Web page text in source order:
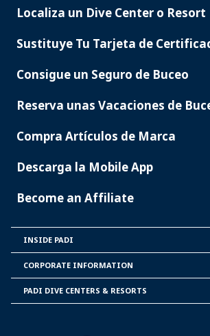
PADI
Localiza un Dive Center o Resort
Sustituye Tu Tarjeta de
Consigue un Seguro de Buceo
Reserva unas Vacaciones de
Compra Artículos de Marca
Descarga la Mobile App
Become an Affiliate
PADI
INSIDE PADI
INFORMATION
CORPORATE INFORMATION
PADI DIVE CENTERS & RESORTS